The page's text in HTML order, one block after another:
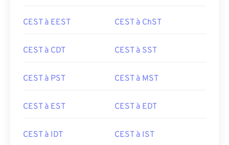
CEST à EEST CEST à ChST
CEST à CDT CEST à SST
CEST à PST CEST à MST
CEST à EST CEST à EDT
CEST à IDT CEST à IST